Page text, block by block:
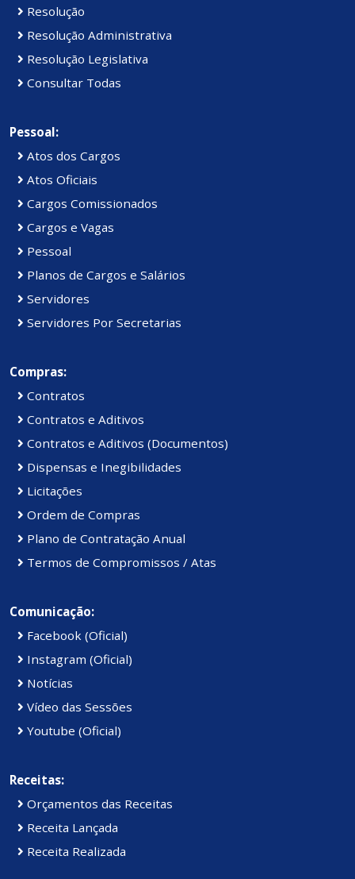
Resolução
Resolução Administrativa
Resolução Legislativa
Consultar Todas
Pessoal:
Atos dos Cargos
Atos Oficiais
Cargos Comissionados
Cargos e Vagas
Pessoal
Planos de Cargos e Salários
Servidores
Servidores Por Secretarias
Compras:
Contratos
Contratos e Aditivos
Contratos e Aditivos (Documentos)
Dispensas e Inegibilidades
Licitações
Ordem de Compras
Plano de Contratação Anual
Termos de Compromissos / Atas
Comunicação:
Facebook (Oficial)
Instagram (Oficial)
Notícias
Vídeo das Sessões
Youtube (Oficial)
Receitas:
Orçamentos das Receitas
Receita Lançada
Receita Realizada